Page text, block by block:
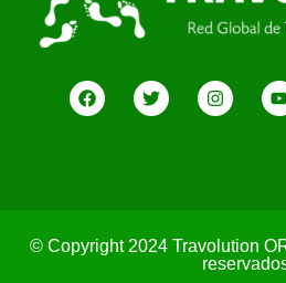
© Copyright 2024 Travolution